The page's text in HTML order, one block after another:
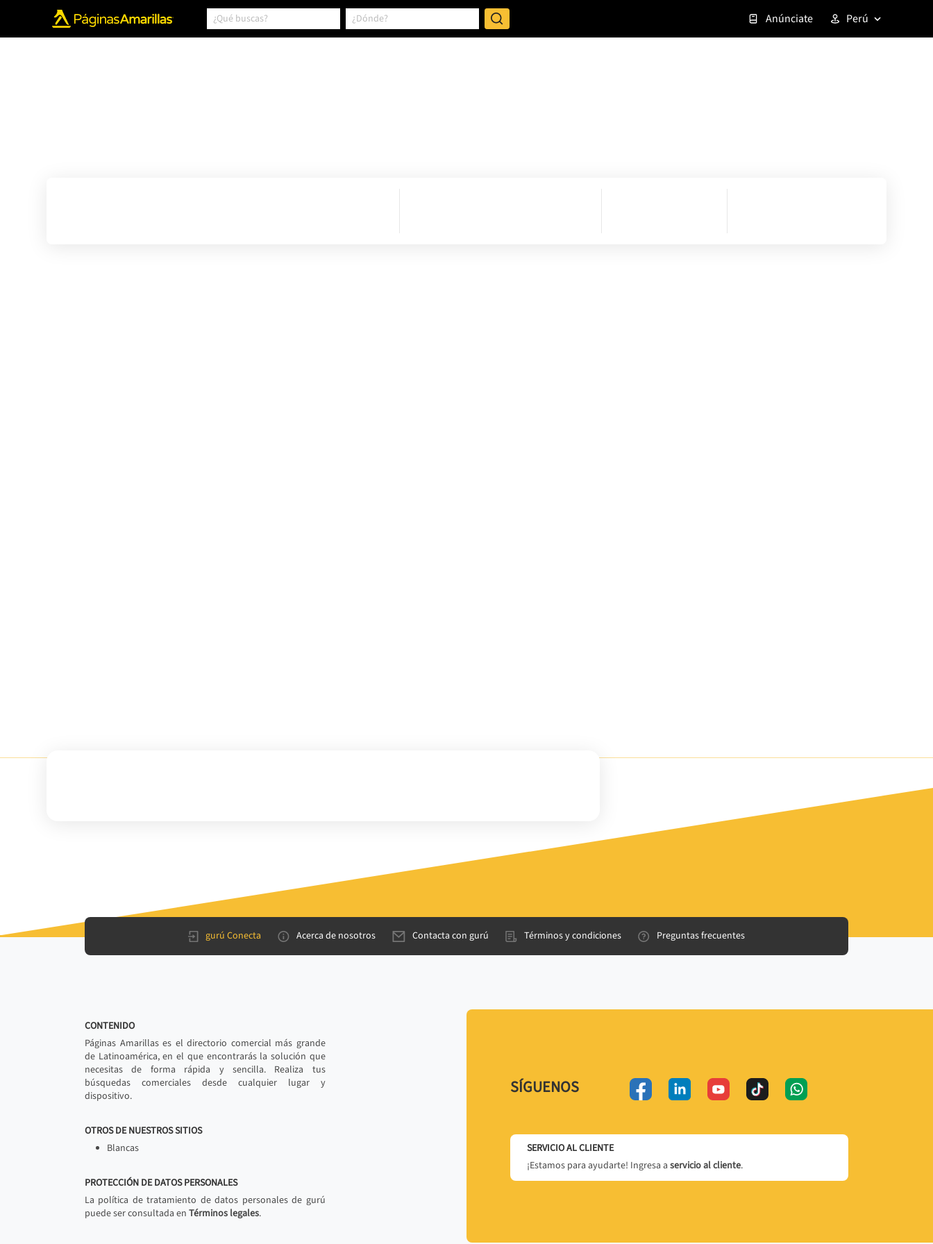
Anúnciate Perú
gurú Conecta Acerca de nosotros Contacta con gurú Términos y condiciones Preguntas frecuentes
CONTENIDO
Páginas Amarillas es el directorio comercial más grande
de Latinoamérica, en el que encontrarás la solución que
necesitas de forma rápida y sencilla. Realiza tus
búsquedas comerciales desde cualquier lugar y
dispositivo.
OTROS DE NUESTROS SITIOS
Blancas
PROTECCIÓN DE DATOS PERSONALES
La política de tratamiento de datos personales de gurú
puede ser consultada en Términos legales.
SÍGUENOS
SERVICIO AL CLIENTE
¡Estamos para ayudarte! Ingresa a servicio al cliente.